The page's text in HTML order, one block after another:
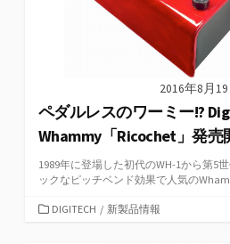
2016年8月19
ペダルレスのワーミー!?
Whammy「Ricochet」発売
1989年に登場した初代のWH-1から第5
ックなピッチベンド効果で人気の
カDIGITECH / 新製品情報